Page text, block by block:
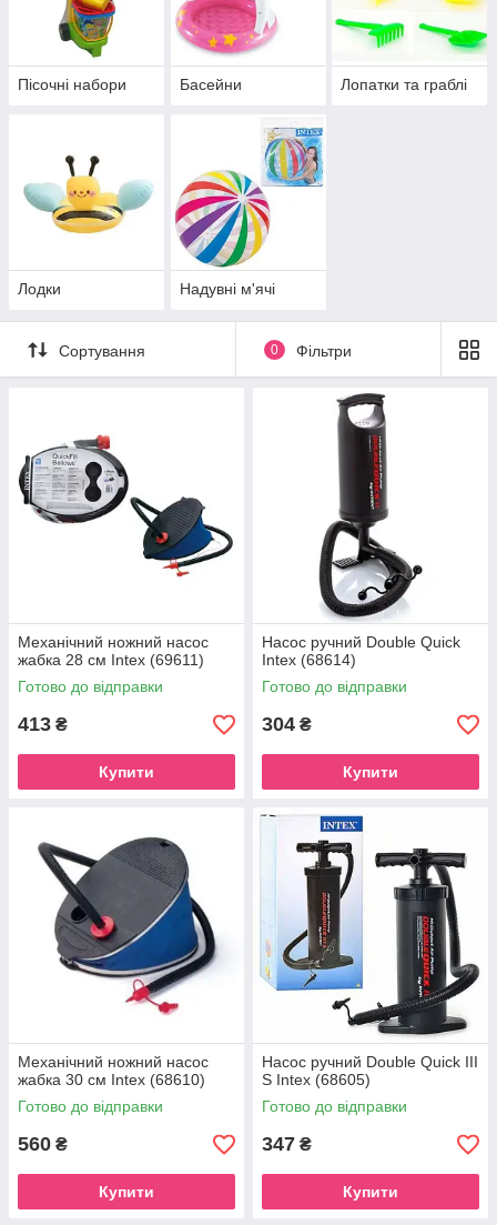
Пісочні набори Басейни Лопатки та граблі
Лодки Надувні м'ячі
Сортування 0 Фільтри
Механічний ножний насос
жабка 28 см Intex (69611)
Готово до відправки
413 ₴
Купити
Насос ручний Double Quick
Intex (68614)
Готово до відправки
304 ₴
Купити
Механічний ножний насос
жабка 30 см Intex (68610)
Готово до відправки
560 ₴
Купити
Насос ручний Double Quick III
S Intex (68605)
Готово до відправки
347 ₴
Купити